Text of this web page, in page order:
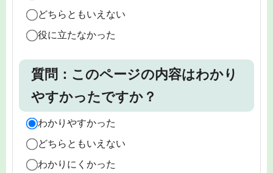
どちらともいえない
役に立たなかった
質問：このページの内容はわかり
やすかったですか？
わかりやすかった
どちらともいえない
わかりにくかった